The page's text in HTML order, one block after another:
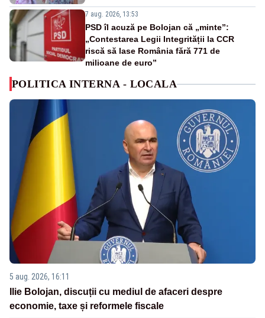
7 aug. 2026, 13:53
PSD îl acuză pe Bolojan că „minte”:
„Contestarea Legii Integrității la CCR
riscă să lase România fără 771 de
milioane de euro”
POLITICA INTERNA - LOCALA
5 aug. 2026, 16:11
Ilie Bolojan, discuții cu mediul de afaceri despre
economie, taxe și reformele fiscale